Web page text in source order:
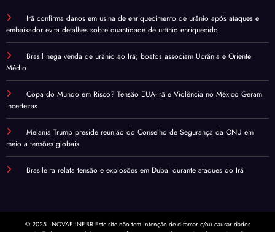
Irã confirma danos em usina de enriquecimento de urânio após ataques e
embaixador evita detalhes sobre quantidade de urânio enriquecido
Brasil nega venda de urânio ao Irã; boatos associam Ucrânia e Oriente
Médio
Copa do Mundo em Risco? Tensão EUA-Irã e Violência no México Geram
Incertezas
Melania Trump preside reunião do Conselho de Segurança da ONU em
meio a tensões globais
Brasileira relata tensão e explosões em Dubai durante ataques do Irã
© 2025 - NOVAE.INF.BR Este site não tem intenção de difamar e/ou causar dados